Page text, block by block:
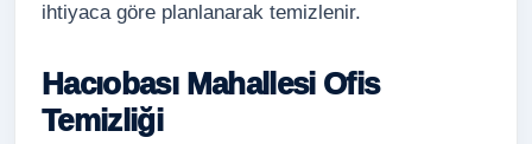
ihtiyaca göre planlanarak temizlenir.
Hacıobası Mahallesi Ofis
Temizliği